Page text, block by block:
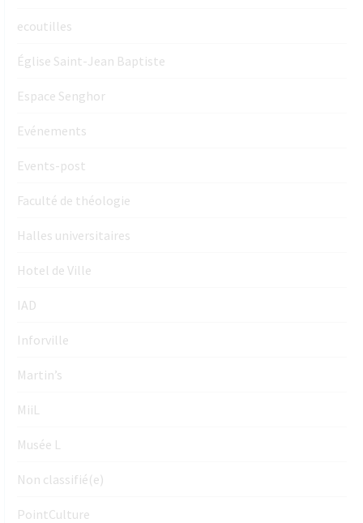
ecoutilles
Église Saint-Jean Baptiste
Espace Senghor
Evénements
Events-post
Faculté de théologie
Halles universitaires
Hotel de Ville
IAD
Inforville
Martin’s
MiiL
Musée L
Non classifié(e)
PointCulture